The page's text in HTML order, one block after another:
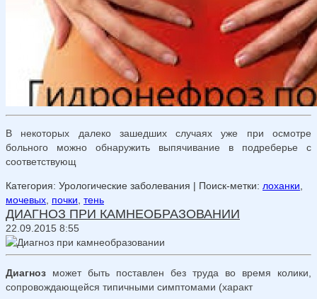
В некоторых далеко зашедших случаях уже при осмотре
больного можно обнаружить выпячивание в подреберье с
соответствующ
Категория: Урологические заболевания | Поиск-метки: лоханки
мочевых почки тень
ДИАГНОЗ ПРИ КАМНЕОБРАЗОВАНИИ
22.09.2015 8:55
Диагноз может быть поставлен без труда во время колики,
сопровождающейся типичными симптомами (характ